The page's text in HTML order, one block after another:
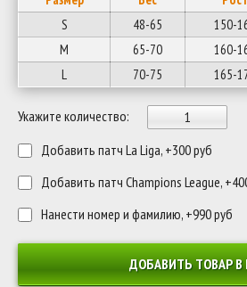
S
48-65 150-
M
65-70 160-
L
70-75 165-
Укажите количество:
Добавить патч La Liga, +300 руб
Добавить патч Champions League,
Нанести номер и фамилию, +990 руб
ДОБАВИТЬ ТОВАР В